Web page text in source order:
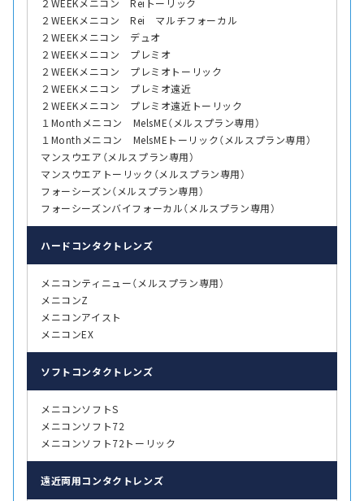
２WEEKメニコン Reiトーリック
２WEEKメニコン Rei マルチフォーカル
２WEEKメニコン デュオ
２WEEKメニコン プレミオ
２WEEKメニコン プレミオトーリック
２WEEKメニコン プレミオ遠近
２WEEKメニコン プレミオ遠近トーリック
１Monthメニコン MelsME（メルスプラン専用）
１Monthメニコン MelsMEトーリック（メルスプラン専用）
マンスウエア（メルスプラン専用）
マンスウエアトーリック（メルスプラン専用）
フォーシーズン（メルスプラン専用）
フォーシーズンバイフォーカル（メルスプラン専用）
ハード コンタクトレンズ
メニコンティニュー（メルスプラン専用）
メニコンZ
メニコンアイスト
メニコンEX
ソフト コンタクトレンズ
メニコンソフトS
メニコンソフト72
メニコンソフト72トーリック
遠近両用コンタクトレンズ